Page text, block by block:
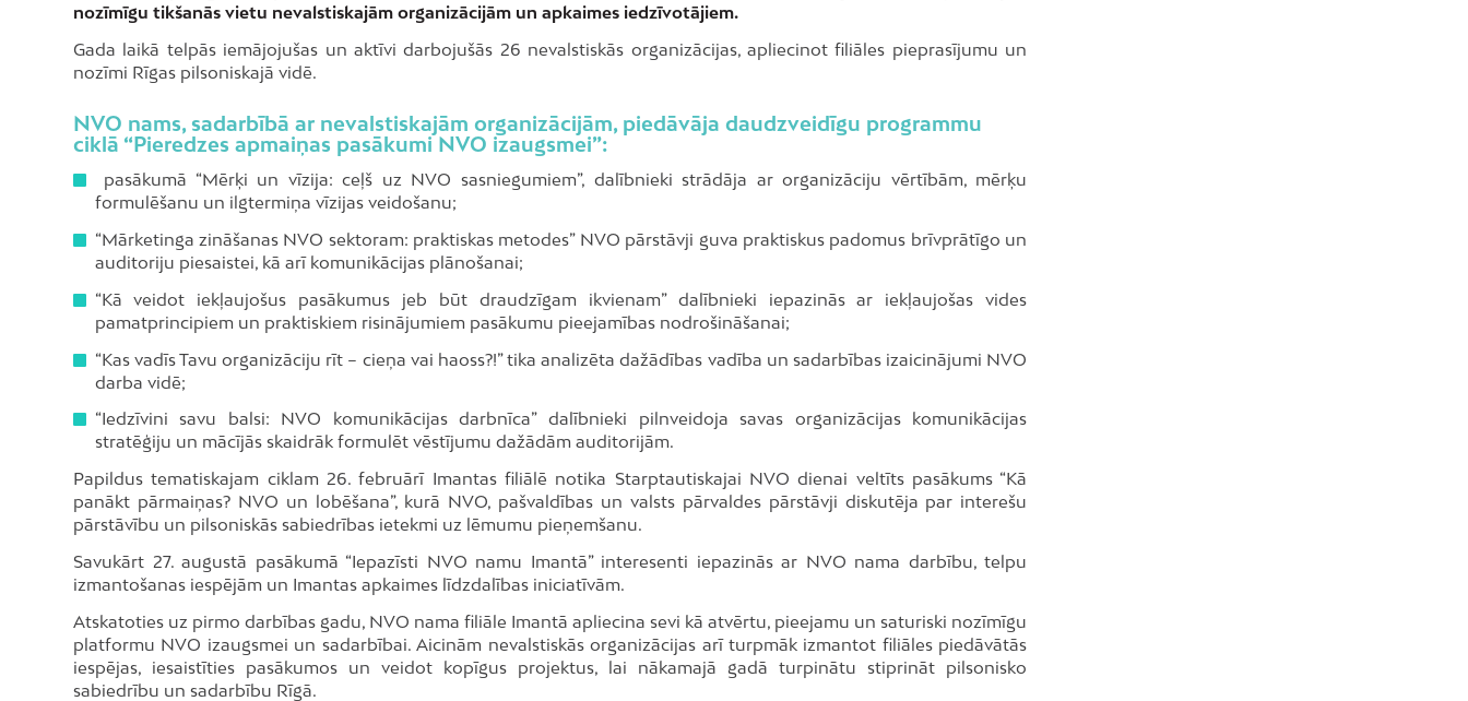
nozīmīgu tikšanās vietu nevalstiskajām organizācijām un apkaimes iedzīvotājiem.
Gada laikā telpās iemājojušas un aktīvi darbojušās 26 nevalstiskās organizācijas, apliecinot filiāles pieprasījumu un
nozīmi Rīgas pilsoniskajā vidē.
NVO nams, sadarbībā ar nevalstiskajām organizācijām, piedāvāja daudzveidīgu programmu
ciklā “Pieredzes apmaiņas pasākumi NVO izaugsmei”:
pasākumā “Mērķi un vīzija: ceļš uz NVO sasniegumiem”, dalībnieki strādāja ar organizāciju vērtībām, mērķu
formulēšanu un ilgtermiņa vīzijas veidošanu;
“Mārketinga zināšanas NVO sektoram: praktiskas metodes” NVO pārstāvji guva praktiskus padomus brīvprātīgo un
auditoriju piesaistei, kā arī komunikācijas plānošanai;
“Kā veidot iekļaujošus pasākumus jeb būt draudzīgam ikvienam” dalībnieki iepazinās ar iekļaujošas vides
pamatprincipiem un praktiskiem risinājumiem pasākumu pieejamības nodrošināšanai;
“Kas vadīs Tavu organizāciju rīt – cieņa vai haoss?!” tika analizēta dažādības vadība un sadarbības izaicinājumi NVO
darba vidē;
“Iedzīvini savu balsi: NVO komunikācijas darbnīca” dalībnieki pilnveidoja savas organizācijas komunikācijas
stratēģiju un mācījās skaidrāk formulēt vēstījumu dažādām auditorijām.
Papildus tematiskajam ciklam 26. februārī Imantas filiālē notika Starptautiskajai NVO dienai veltīts pasākums “Kā
panākt pārmaiņas? NVO un lobēšana”, kurā NVO, pašvaldības un valsts pārvaldes pārstāvji diskutēja par interešu
pārstāvību un pilsoniskās sabiedrības ietekmi uz lēmumu pieņemšanu.
Savukārt 27. augustā pasākumā “Iepazīsti NVO namu Imantā” interesenti iepazinās ar NVO nama darbību, telpu
izmantošanas iespējām un Imantas apkaimes līdzdalības iniciatīvām.
Atskatoties uz pirmo darbības gadu, NVO nama filiāle Imantā apliecina sevi kā atvērtu, pieejamu un saturiski nozīmīgu
platformu NVO izaugsmei un sadarbībai. Aicinām nevalstiskās organizācijas arī turpmāk izmantot filiāles piedāvātās
iespējas, iesaistīties pasākumos un veidot kopīgus projektus, lai nākamajā gadā turpinātu stiprināt pilsonisko
sabiedrību un sadarbību Rīgā.